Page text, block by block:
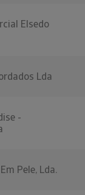
Elsedo
Lda
-
Pele, Lda.